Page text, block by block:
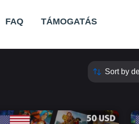
FAQ TÁMOGATÁS